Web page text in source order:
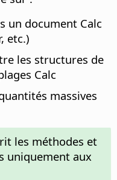
un document Calc
etc.)
les structures de
Calc
massives
les méthodes et
uniquement aux